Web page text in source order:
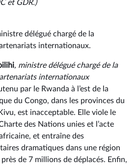
et GDR.)
délégué chargé de la
internationaux.
, ministre délégué chargé de la
internationaux
par le Rwanda à l’est de la
du Congo, dans les provinces du
est inacceptable. Elle viole le
des Nations unies et l’acte
et entraîne des
dramatiques dans une région
de 7 millions de déplacés. Enfin,